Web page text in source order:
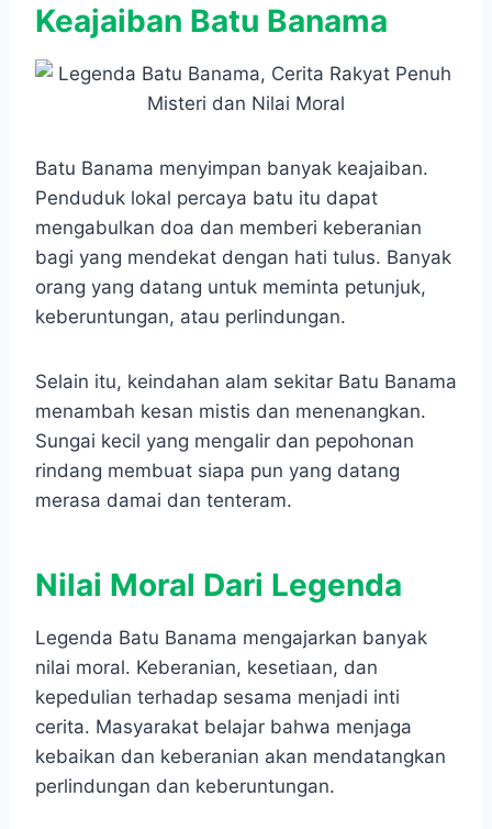
Keajaiban Batu Banama
Batu Banama menyimpan banyak keajaiban.
Penduduk lokal percaya batu itu dapat
mengabulkan doa dan memberi keberanian
bagi yang mendekat dengan hati tulus. Banyak
orang yang datang untuk meminta petunjuk,
keberuntungan, atau perlindungan.
Selain itu, keindahan alam sekitar Batu Banama
menambah kesan mistis dan menenangkan.
Sungai kecil yang mengalir dan pepohonan
rindang membuat siapa pun yang datang
merasa damai dan tenteram.
Nilai Moral Dari Legenda
Legenda Batu Banama mengajarkan banyak
nilai moral. Keberanian, kesetiaan, dan
kepedulian terhadap sesama menjadi inti
cerita. Masyarakat belajar bahwa menjaga
kebaikan dan keberanian akan mendatangkan
perlindungan dan keberuntungan.